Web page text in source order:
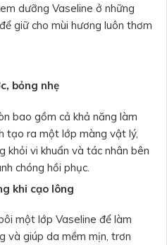
dưỡng Vaseline ở những
giữ cho mùi hương luôn thơm
bỏng nhẹ
bao gồm cả khả năng làm
tạo ra một lớp màng vật lý,
khỏi vi khuẩn và tác nhân bên
chóng hồi phục.
khi cạo lông
một lớp Vaseline để làm
và giúp da mềm mịn, trơn